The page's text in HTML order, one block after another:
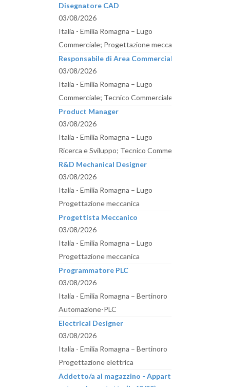
Disegnatore CAD
03/08/2026
Italia - Emilia Romagna – Lugo
Commerciale; Progettazione meccanica
Responsabile di Area Commerciale
03/08/2026
Italia - Emilia Romagna – Lugo
Commerciale; Tecnico Commerciale
Product Manager
03/08/2026
Italia - Emilia Romagna – Lugo
Ricerca e Sviluppo; Tecnico Commerciale
R&D Mechanical Designer
03/08/2026
Italia - Emilia Romagna – Lugo
Progettazione meccanica
Progettista Meccanico
03/08/2026
Italia - Emilia Romagna – Lugo
Progettazione meccanica
Programmatore PLC
03/08/2026
Italia - Emilia Romagna – Bertinoro
Automazione-PLC
Electrical Designer
03/08/2026
Italia - Emilia Romagna – Bertinoro
Progettazione elettrica
Addetto/a al magazzino - Appartenente alle